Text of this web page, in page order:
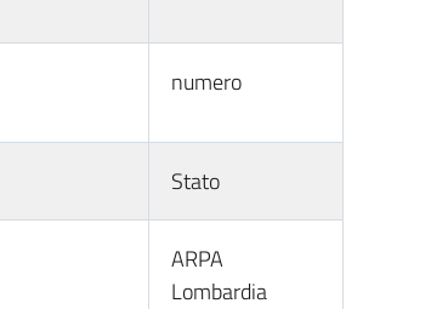
numero
Stato
ARPA
Lombardia